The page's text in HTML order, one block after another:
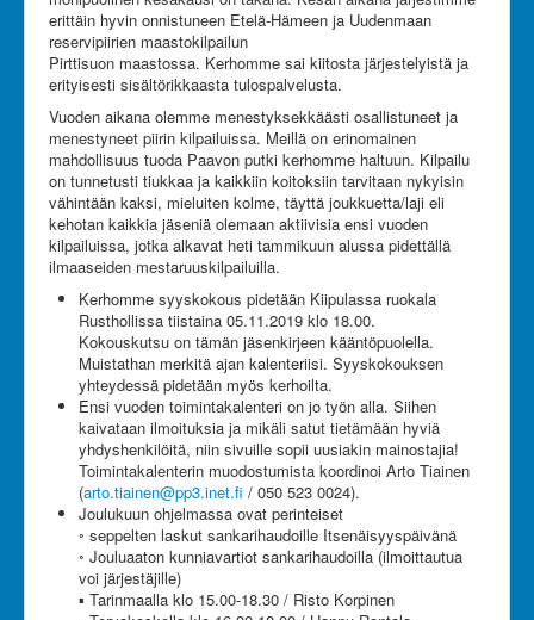
Liity jäseneksi
Tue toimintaamme
Olet tässä: JanRU
Ajankohtaista kerhossamme 20.10.2019
erittäin hyvin onnistuneen Etelä-Hämeen ja Uudenmaan
reservipiirien maastokilpailun
Pirttisuon maastossa. Kerhomme sai kiitosta järjestelyistä ja
erityisesti sisältörikkaasta tulospalvelusta.
Vuoden aikana olemme menestyksekkäästi osallistuneet ja
menestyneet piirin kilpailuissa. Meillä on erinomainen
mahdollisuus tuoda Paavon putki kerhomme haltuun. Kilpailu
on tunnetusti tiukkaa ja kaikkiin koitoksiin tarvitaan nykyisin
vähintään kaksi, mieluiten kolme, täyttä joukkuetta/laji eli
kehotan kaikkia jäseniä olemaan aktiivisia ensi vuoden
kilpailuissa, jotka alkavat heti tammikuun alussa pidettällä
ilmaaseiden mestaruuskilpailuilla.
Kerhomme syyskokous pidetään Kiipulassa ruokala
Rusthollissa tiistaina 05.11.2019 klo 18.00.
Kokouskutsu on tämän jäsenkirjeen kääntöpuolella.
Muistathan merkitä ajan kalenteriisi. Syyskokouksen
yhteydessä pidetään myös kerhoilta.
Ensi vuoden toimintakalenteri on jo työn alla. Siihen
kaivataan ilmoituksia ja mikäli satut tietämään hyviä
yhdyshenkilöitä, niin sivuille sopii uusiakin mainostajia!
Toimintakalenterin muodostumista koordinoi Arto Tiainen
(arto.tiainen@pp3.inet.fi / 050 523 0024).
Joulukuun ohjelmassa ovat perinteiset
◦ seppelten laskut sankarihaudoille Itsenäisyyspäivänä
◦ Jouluaaton kunniavartiot sankarihaudoilla (ilmoittautua
voi järjestäjille)
▪ Tarinmaalla klo 15.00-18.30 / Risto Korpinen